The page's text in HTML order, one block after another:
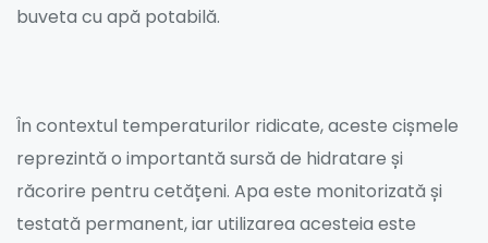
buveta cu apă potabilă.
În contextul temperaturilor ridicate, aceste cișmele
reprezintă o importantă sursă de hidratare și
răcorire pentru cetățeni. Apa este monitorizată și
testată permanent, iar utilizarea acesteia este